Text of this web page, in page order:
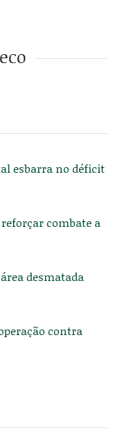
esbarra no déficit
combate a
desmatada
contra